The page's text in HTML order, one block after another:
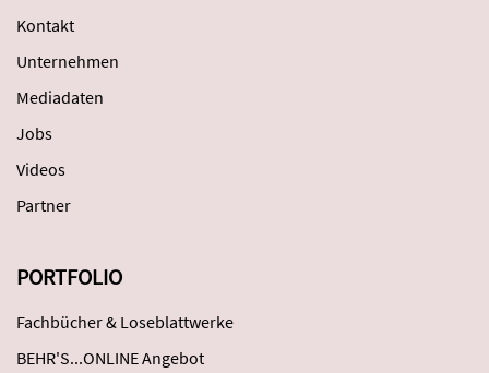
Kontakt
Unternehmen
Mediadaten
Jobs
Videos
Partner
PORTFOLIO
Fachbücher & Loseblattwerke
BEHR'S...ONLINE Angebot